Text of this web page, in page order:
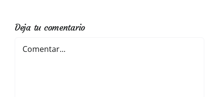
Deja tu comentario